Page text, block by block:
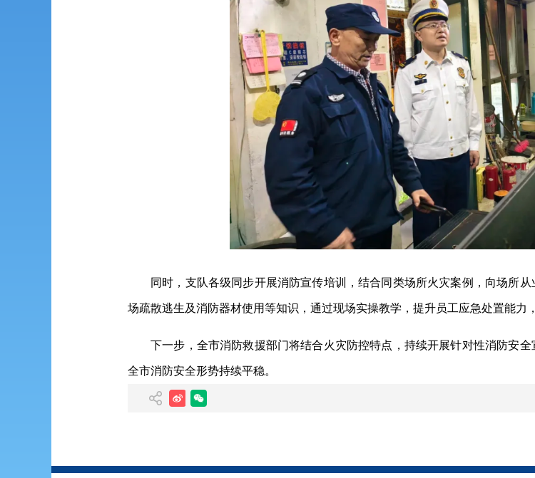
同时，支队各级同步开展消防宣传培训，结合同类场所火灾案例，向场所
场疏散逃生及消防器材使用等知识，通过现场实操教学，提升员工应急处置能力
下一步，全市消防救援部门将结合火灾防控特点，持续开展针对性消防安
全市消防安全形势持续平稳。